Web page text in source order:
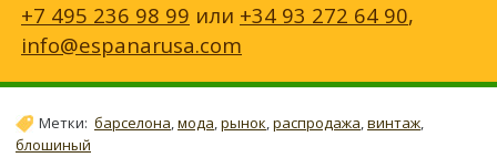
+7 495 236 98 99 или +34 93 272 64 90,
info@espanarusa.com
Метки: барселона,мода,рынок,распродажа,винтаж,
блошиный